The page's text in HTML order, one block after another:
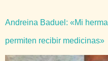
Andreina Baduel: «Mi
permiten recibir medicinas»